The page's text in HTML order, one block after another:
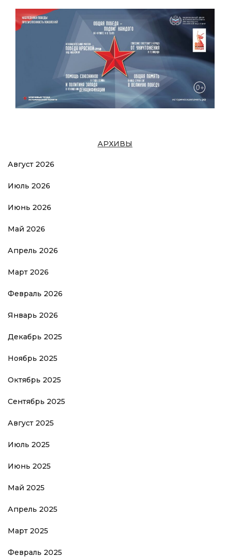
АРХИВЫ
Август 2026
Июль 2026
Июнь 2026
Май 2026
Апрель 2026
Март 2026
Февраль 2026
Январь 2026
Декабрь 2025
Ноябрь 2025
Октябрь 2025
Сентябрь 2025
Август 2025
Июль 2025
Июнь 2025
Май 2025
Апрель 2025
Март 2025
Февраль 2025